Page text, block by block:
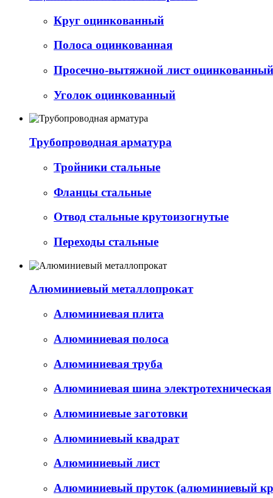
Круг оцинкованный
Полоса оцинкованная
Просечно-вытяжной лист
Уголок оцинкованный
Трубопроводная арматура
Тройники стальные
Фланцы стальные
Отвод стальные крутоизогнутые
Переходы стальные
Алюминиевый металлопрокат
Алюминиевая плита
Алюминиевая полоса
Алюминиевая труба
Алюминиевая шина электротехническая
Алюминиевые заготовки
Алюминиевый квадрат
Алюминиевый лист
Алюминиевый пруток (алюминиевый